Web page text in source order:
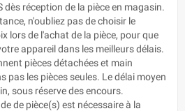
dès réception de la pièce en magasin.
n'oubliez pas de choisir le
lors de l'achat de la pièce, pour que
appareil dans les meilleurs délais.
pièces détachées et main
pas les pièces seules. Le délai moyen
sous réserve des encours.
de pièce(s) est nécessaire à la